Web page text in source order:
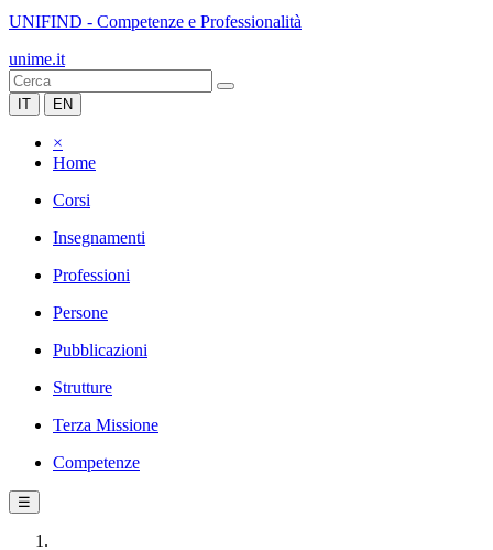
UNIFIND - Competenze e Professionalità
unime.it
IT EN
×
Home
Corsi
Insegnamenti
Professioni
Persone
Pubblicazioni
Strutture
Terza Missione
Competenze
☰